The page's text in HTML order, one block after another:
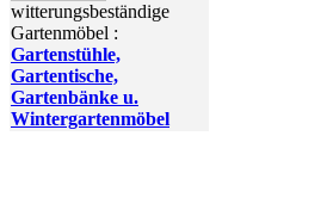
witterungsbeständige
Gartenmöbel :
Gartenstühle,
Gartentische,
Gartenbänke u.
Wintergartenmöbel